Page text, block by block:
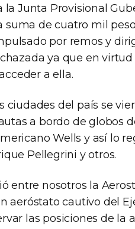
Junta Provisional
de cuatro mil
por remos y
ya que en
a ella.
ciudades del país se
a bordo de globos
Wells y así lo
Pellegrini y otros.
entre nosotros la
aeróstato cautivo del
las posiciones de la